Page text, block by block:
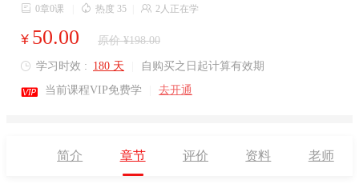
 0章0课  热度 35  2人正在学
¥ 50.00 原价 ¥198.00
 学习时效 : 180 天 自购买之日起计算有效期
 当前课程VIP免费学 去开通
简介 章节 评价 资料 老师